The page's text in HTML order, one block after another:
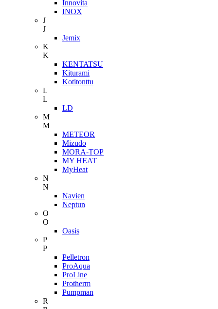
Innovita
INOX
J
J
Jemix
K
K
KENTATSU
Kiturami
Kotitonttu
L
L
LD
M
M
METEOR
Mizudo
MORA-TOP
MY HEAT
MyHeat
N
N
Navien
Neptun
O
O
Oasis
P
P
Pelletron
ProAqua
ProLine
Protherm
Pumpman
R